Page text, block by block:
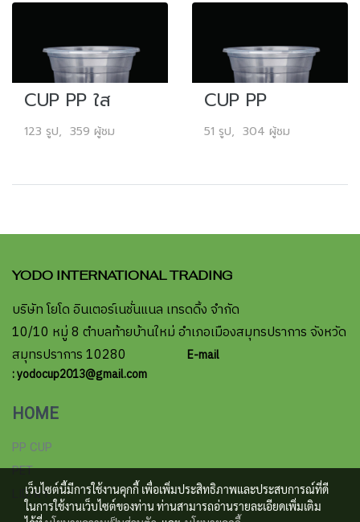
CUP PP ใส
123 รูป, 359 ผู้ชม
CUP PP
51 รูป, 304 ผู้ชม
YODO INTERNATIONAL TRADING
บริษัท โยโด อินเตอร์เนชั่นแนล เทรดดิ้ง จำกัด
10/10 หมู่ 8 ตำบลท้ายบ้านใหม่ อำเภอเมืองสมุทรปราการ จังหวัด
สมุทรปราการ 10280
E-mail
: yodocup2013@gmail.com
HOME
PP CUP
PET
LID/ฝา
เว็บไซต์นี้มีการใช้งานคุกกี้ เพื่อเพิ่มประสิทธิภาพและประสบการณ์ที่ดี
ในการใช้งานเว็บไซต์ของท่าน ท่านสามารถอ่านรายละเอียดเพิ่มเติม